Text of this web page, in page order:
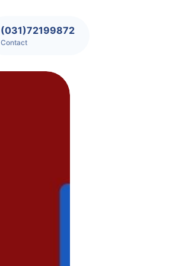
(031)72199872
Contact